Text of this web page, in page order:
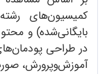
کمیسیون‌های
بایگانی‌شده) و
در طراحی
آموزش‌و‌پرورش،